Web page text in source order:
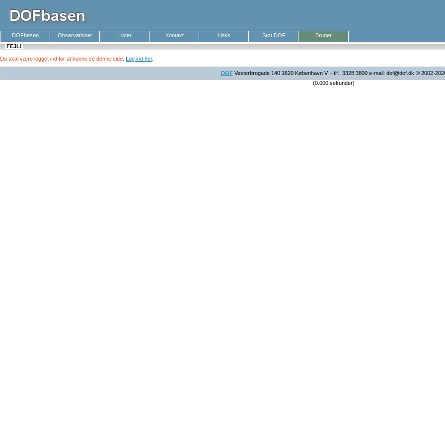
DOFbasen Observationer Lister Kontakt Links Støt DOF
Bruger
FEJL!
Du skal være logget ind for at kunne se denne side Log ind her.
DOFVesterbrogade 140 1620 København V. - tlf.: 3328 3800 e-mail: dof@dof.dk © 2002-
(0.000 sekunder)